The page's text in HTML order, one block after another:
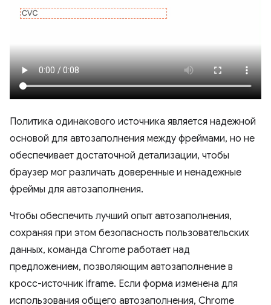
Политика одинакового источника является надежной
основой для автозаполнения между фреймами, но не
обеспечивает достаточной детализации, чтобы
браузер мог различать доверенные и ненадежные
фреймы для автозаполнения.
Чтобы обеспечить лучший опыт автозаполнения,
сохраняя при этом безопасность пользовательских
данных, команда Chrome работает над
предложением, позволяющим автозаполнение в
кросс-источник iframe. Если форма изменена для
использования общего автозаполнения, Chrome